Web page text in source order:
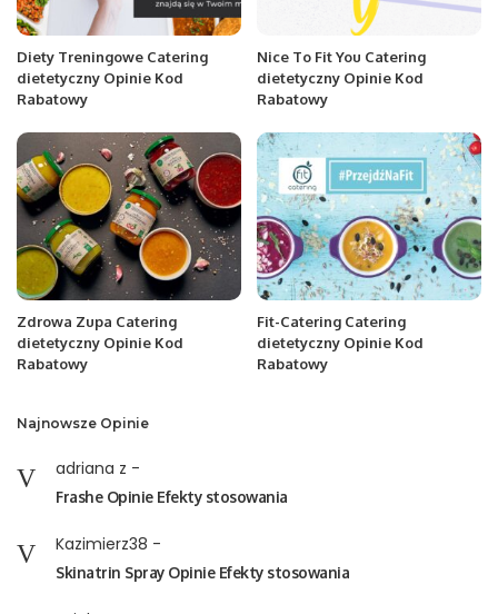
Diety Treningowe Catering
dietetyczny Opinie Kod
Rabatowy
Nice To Fit You Catering
dietetyczny Opinie Kod
Rabatowy
Zdrowa Zupa Catering
dietetyczny Opinie Kod
Rabatowy
Fit-Catering Catering
dietetyczny Opinie Kod
Rabatowy
Najnowsze Opinie
adriana z -
Frashe Opinie Efekty stosowania
Kazimierz38 -
Skinatrin Spray Opinie Efekty stosowania